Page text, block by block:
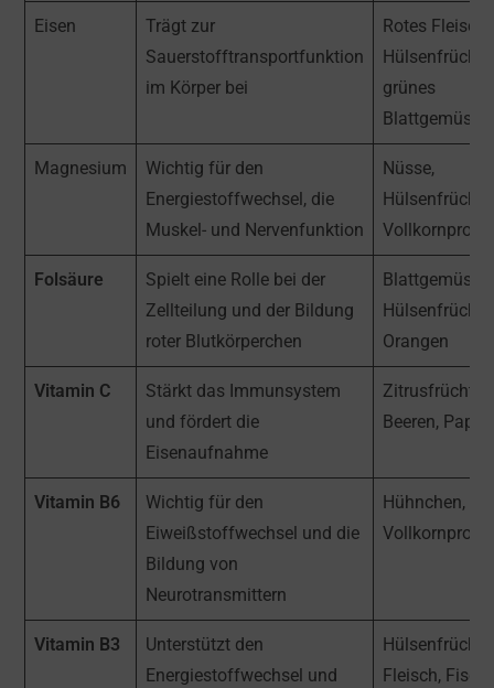
Eisen
Trägt zur
Sauerstofftransportfunktion
im Körper bei
Rotes Fleisch,
grünes
Blattgemüse
Magnesium
Wichtig für den
Energiestoffwechsel, die
Muskel- und Nervenfunktion
Nüsse,
Folsäure
Spielt eine Rolle bei der
Zellteilung und der Bildung
roter Blutkörperchen
Blattgemüse,
Orangen
Vitamin C
Stärkt das Immunsystem
und fördert die
Eisenaufnahme
Zitrusfrüchte,
Beeren,
Vitamin B6
Wichtig für den
Eiweißstoffwechsel und die
Bildung von
Neurotransmittern
Hühnchen,
Vitamin B3
Unterstützt den
Energiestoffwechsel und
Fleisch, Fisch